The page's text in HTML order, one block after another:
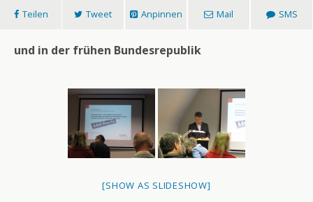
Teilen Tweet Anpinnen Mail SMS
und in der frühen Bundesrepublik
[SHOW AS SLIDESHOW]